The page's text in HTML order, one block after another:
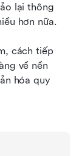
lại thông
hơn nữa.
cách tiếp
về nền
hóa quy